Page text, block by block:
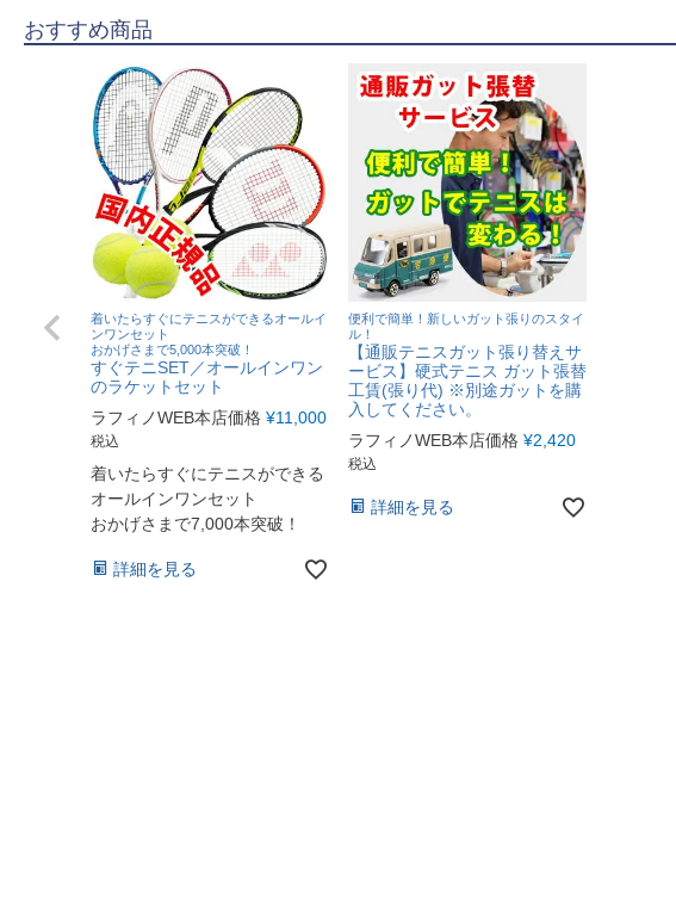
おすすめ商品
着いたらすぐにテニスができるオールイ
ンワンセット
おかげさまで5,000本突破！
すぐテニSET／オールインワン
のラケットセット
ラフィノWEB本店価格 ¥11,000
税込
着いたらすぐにテニスができる
オールインワンセット
おかげさまで7,000本突破！
詳細を見る
便利で簡単！新しいガット張りのスタイ
ル！
【通販テニスガット張り替えサ
ービス】硬式テニス ガット張替
工賃(張り代) ※別途ガットを購
入してください。
ラフィノWEB本店価格 ¥2,420
税込
詳細を見る